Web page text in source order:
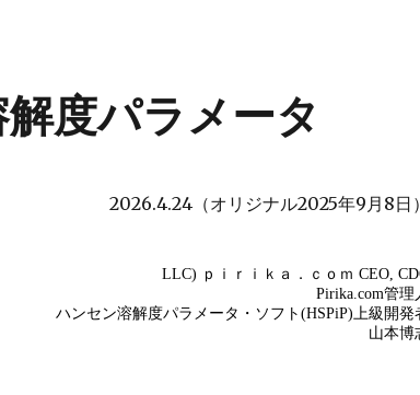
度パラメータ
2026.4.24（オリジナル2025年9月8日）